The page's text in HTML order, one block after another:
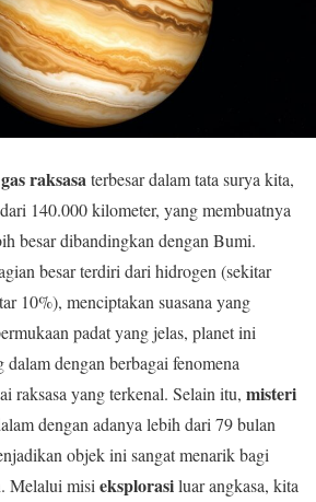
raksasaterbesar dalam tata surya kita,
140.000 kilometer, yang membuatnya
besar dibandingkan dengan Bumi.
besar terdiri dari hidrogen (sekitar
10%), menciptakan suasana yang
padat yang jelas, planet ini
dengan berbagai fenomena
raksasa yang terkenal. Selain itu, misteri
dengan adanya lebih dari 79 bulan
objek ini sangat menarik bagi
Melalui misi eksplorasiluar angkasa, kita